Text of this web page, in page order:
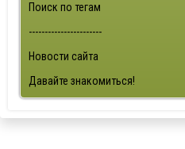
Поиск по тегам
-----------------------
Новости сайта
Давайте знакомиться!